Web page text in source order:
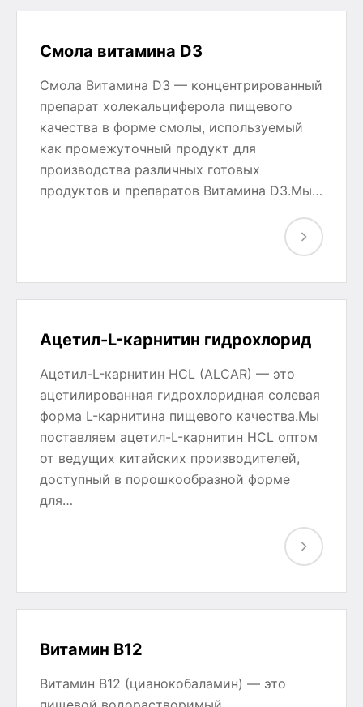
Смола витамина D3
Смола Витамина D3 — концентрированный
препарат холекальциферола пищевого
качества в форме смолы, используемый
как промежуточный продукт для
производства различных готовых
продуктов и препаратов Витамина D3.Мы…
Ацетил-L-карнитин гидрохлорид
Ацетил-L-карнитин HCL (ALCAR) — это
ацетилированная гидрохлоридная солевая
форма L-карнитина пищевого качества.Мы
поставляем ацетил-L-карнитин HCL оптом
от ведущих китайских производителей,
доступный в порошкообразной форме
для…
Витамин B12
Витамин B12 (цианокобаламин) — это